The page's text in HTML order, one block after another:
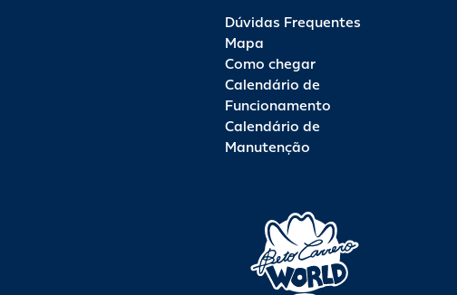
Dúvidas Frequentes
Mapa
Como chegar
Calendário de
Funcionamento
Calendário de
Manutenção